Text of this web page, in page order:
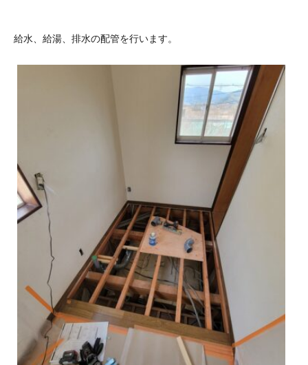
給水、給湯、排水の配管を行います。